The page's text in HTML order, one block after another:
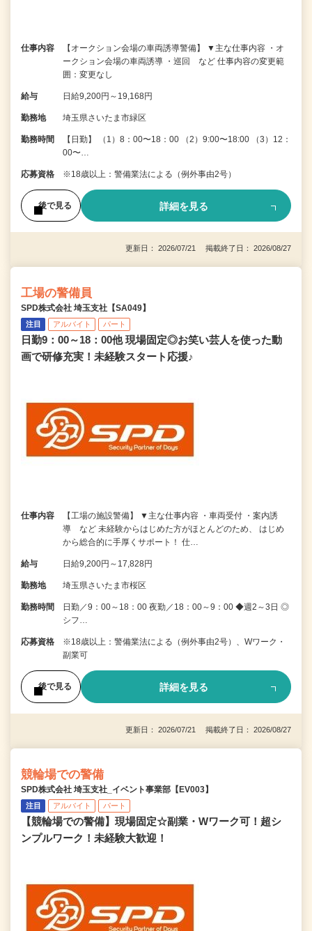
仕事内容
【オークション会場の車両誘導警備】 ▼主な仕事内容 ・オ
ークション会場の車両誘導 ・巡回 など 仕事内容の変更範
囲：変更なし
給与 日給9,200円～19,168円
勤務地 埼玉県さいたま市緑区
勤務時間
【日勤】 （1）8：00〜18：00 （2）9:00〜18:00 （3）12：
00〜…
応募資格 ※18歳以上：警備業法による（例外事由2号）
後で見る 詳細を見る
更新日： 2026/07/21 掲載終了日： 2026/08/27
工場の警備員
SPD株式会社 埼玉支社【SA049】
注目 アルバイト パート
日勤9：00～18：00他 現場固定◎お笑い芸人を使った動
画で研修充実！未経験スタート応援♪
仕事内容
【工場の施設警備】 ▼主な仕事内容 ・車両受付 ・案内誘
導 など 未経験からはじめた方がほとんどのため、 はじめ
から総合的に手厚くサポート！ 仕…
給与 日給9,200円～17,828円
勤務地 埼玉県さいたま市桜区
勤務時間
日勤／9：00～18：00 夜勤／18：00～9：00 ◆週2～3日 ◎
シフ…
応募資格
※18歳以上：警備業法による（例外事由2号）、Wワーク・
副業可
後で見る 詳細を見る
更新日： 2026/07/21 掲載終了日： 2026/08/27
競輪場での警備
SPD株式会社 埼玉支社_イベント事業部【EV003】
注目 アルバイト パート
【競輪場での警備】現場固定☆副業・Wワーク可！超シ
ンプルワーク！未経験大歓迎！